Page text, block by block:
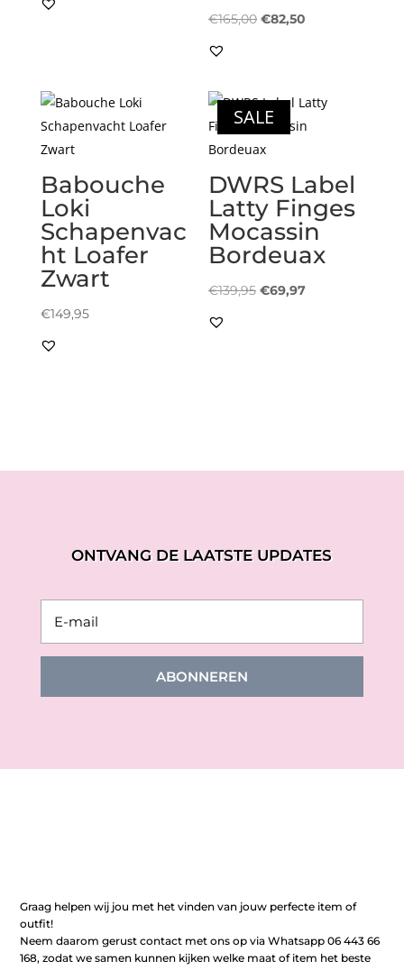
€165,00 Oorspronkelijke
€82,50
Babouche
Loki
Schapenvac
ht Loafer
Zwart
€149,95
SALE
DWRS Label
Latty Finges
Mocassin
Bordeuax
€139,95 Oorspronkelijke
€69,97Huidige
ONTVANG DE LAATSTE UPDATES
ABONNEREN
Graag helpen wij jou met het vinden van jouw perfecte item of
outfit!
Neem daarom gerust contact met ons op via Whatsapp 06 443 66
168, zodat we samen kunnen kijken welke maat of item het beste